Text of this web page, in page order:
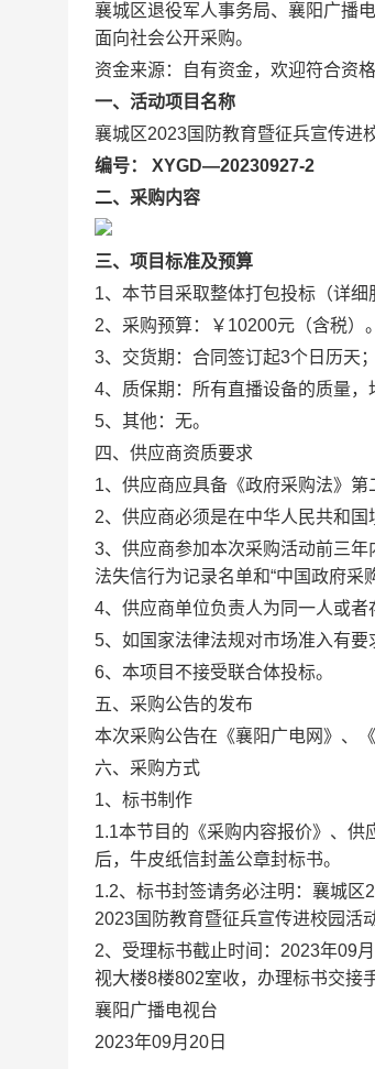
襄城区退役军人事务局、襄阳广播
面向社会公开采购。
资金来源：自有资金，欢迎符合资
一、活动项目名称
襄城区2023国防教育暨征兵宣传进
编号： XYGD—20230927-2
二、采购内容
三、项目标准及预算
1、本节目采取整体打包投标（详细
2、采购预算：
￥10200元（含税）
3、交货期：合同签订起3个日历天；
4、质保期：所有直播设备的质量，
5、其他：无。
四、供应商资质要求
1、供应商应具备《政府采购法》第
2、供应商必须是在中华人民共和
3、供应商参加本次采购活动前三年
法失信行为记录名单和“中国政府采
4、供应商单位负责人为同一人或者
5、如国家法律法规对市场准入有要
6、本项目不接受联合体投标。
五、采购公告的发布
本次采购公告在《襄阳广电网》、
六、采购方式
1、标书制作
1.1本节目的《采购内容报价》、
后，牛皮纸信封盖公章封标书。
1.2、标书封签请务必注明：襄城区
2023国防教育暨征兵宣传进校园活
2、受理标书截止时间：2023年09
视大楼8楼802室收，办理标书交接
襄阳广播电视台
2023年09月20日